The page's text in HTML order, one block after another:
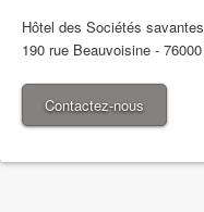
Hôtel des Sociétés savantes
190 rue Beauvoisine - 76000
Contactez-nous